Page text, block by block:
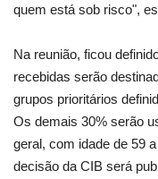
quem está sob risco",
Na reunião, ficou
recebidas serão
grupos prioritários
Os demais 30% serão
geral, com idade de 59
decisão da CIB será